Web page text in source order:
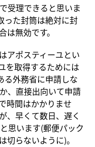
受理できると思いま
った封筒は絶対に封
無効です。
アポスティーユとい
を取得するためには
る外務省に申請しな
、直接出向いて申請
時間はかかりませ
、早くて数日、遅く
思います(郵便パック
切らないように)。